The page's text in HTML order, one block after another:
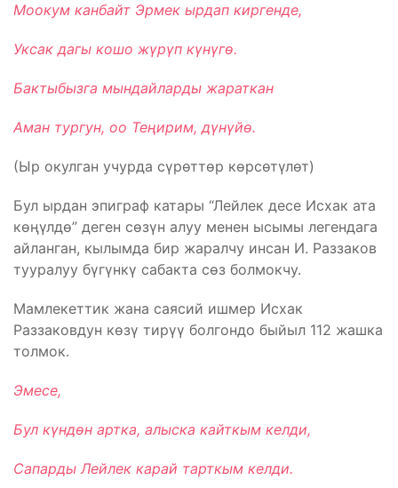
Моокум канбайт Эрмек ырдап киргенде,
Уксак дагы кошо жүрүп күнүгө.
Бактыбызга мындайларды жараткан
Аман тургун, оо Теңирим, дүнүйө.
(Ыр окулган учурда сүрөттөр көрсөтүлөт)
Бул ырдан эпиграф катары “Лейлек десе Исхак ата
көңүлдө” деген сөзүн алуу менен ысымы легендага
айланган, кылымда бир жаралчу инсан И. Раззаков
тууралуу бүгүнкү сабакта сөз болмокчу.
Мамлекеттик жана саясий ишмер Исхак
Раззаковдун көзү тирүү болгондо быйыл 112 жашка
толмок.
Эмесе,
Бул күндөн артка, алыска кайткым келди,
Сапарды Лейлек карай тарткым келди.